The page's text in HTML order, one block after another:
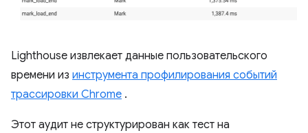
Lighthouse извлекает данные пользовательского
времени из инструмента профилирования событий
трассировки Chrome .
Этот аудит не структурирован как тест на